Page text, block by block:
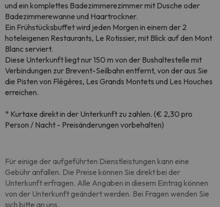
und ein komplettes Badezimmerezimmer mit Dusche oder
Badezimmerewanne und Haartrockner.
Ein Frühstücksbuffet wird jeden Morgen in einem der 2
hoteleigenen Restaurants, Le Rotissier, mit Blick auf den Mont
Blanc serviert.
Diese Unterkunft liegt nur 150 m von der Bushaltestelle mit
Verbindungen zur Brevent-Seilbahn entfernt, von der aus Sie
die Pisten von Flégères, Les Grands Montets und Les Houches
erreichen.
* Kurtaxe direkt in der Unterkunft zu zahlen. (€ 2,30 pro
Person / Nacht - Preisänderungen vorbehalten)
Für einige der aufgeführten Dienstleistungen kann eine
Gebühr anfallen. Die Preise können Sie direkt bei der
Unterkunft erfragen. Alle Angaben in diesem Eintrag können
von der Unterkunft geändert werden. Bei Fragen wenden Sie
sich bitte an uns.